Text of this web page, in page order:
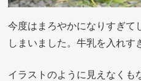
今度はまろやかになりすぎて
しまいました。牛乳を入れす
イラストのように見えなくも